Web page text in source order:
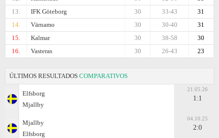
13.
IFK Göteborg 31
33-43
30
14.
Värnamo 31
30-40
30
15.
Kalmar 30
38-58
30
16.
Vasteras 23
26-43
30
ÚLTIMOS RESULTADOS COMPARATIVOS
Elfsborg
Mjallby
21.05.26
1:1
Mjallby
Elfsborg
04.10.25
2:0